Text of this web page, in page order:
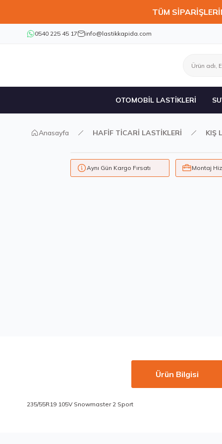
TÜM
0540 225 45 17 info@lastikkapida.com
OTOMOBİL LASTİKLERİ
Anasayfa HAFİF TİCARİ LASTİKLERİ KIŞ
Aynı Gün Kargo Fırsatı Montaj
Ürün Bilgisi
235/55R19 105V Snowmaster 2 Sport